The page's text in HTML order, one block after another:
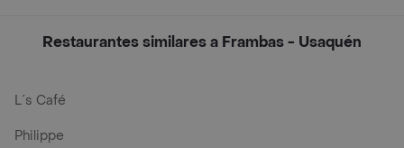
Restaurantes similares a Frambas - Usaquén
L´s Café
Philippe